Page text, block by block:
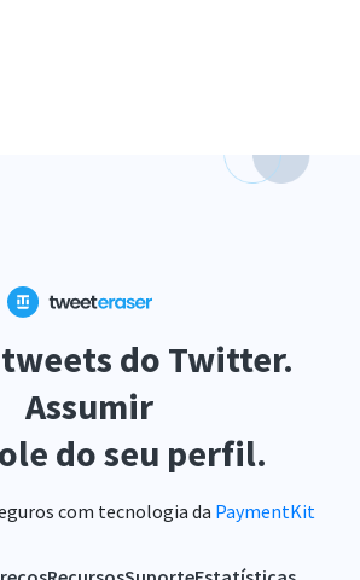
do Twitter.
Assumir
do seu perfil.
com tecnologia da PaymentKit